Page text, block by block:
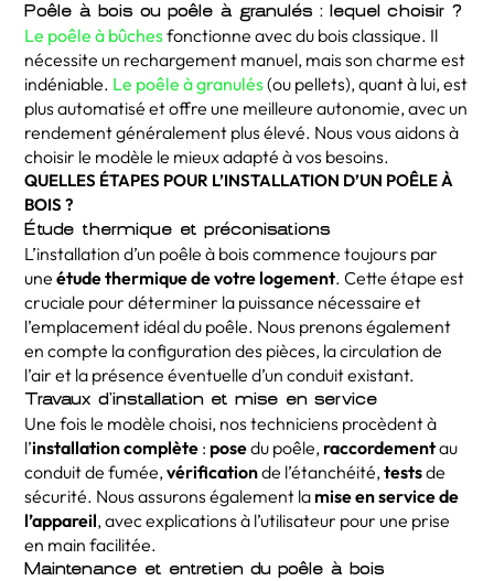
Poêle à bois ou poêle à granulés : lequel choisir ?
Le poêle à bûchesfonctionne avec du bois classique. Il
nécessite un rechargement manuel, mais son charme est
indéniable. Le poêle à granulés(ou pellets), quant à lui, est
plus automatisé et offre une meilleure autonomie, avec un
rendement généralement plus élevé. Nous vous aidons à
choisir le modèle le mieux adapté à vos besoins.
QUELLES ÉTAPES POUR L’INSTALLATION D’UN POÊLE À
BOIS ?
Étude thermique et préconisations
L’installation d’un poêle à bois commence toujours par
uneétude thermique de votre logement. Cette étape est
cruciale pour déterminer la puissance nécessaire et
l’emplacement idéal du poêle. Nous prenons également
en compte la configuration des pièces, la circulation de
l’air et la présence éventuelle d’un conduit existant.
Travaux d’installation et mise en service
Une fois le modèle choisi, nos techniciens procèdent à
l’installation complète : posedu poêle, raccordementau
conduit de fumée,vérificationde l’étanchéité,testsde
sécurité. Nous assurons également la mise en service de
l’appareil, avec explications à l’utilisateur pour une prise
en main facilitée.
Maintenance et entretien du poêle à bois